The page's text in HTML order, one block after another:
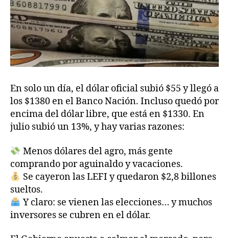
En solo un día, el dólar oficial subió $55 y llegó a
los $1380 en el Banco Nación. Incluso quedó por
encima del dólar libre, que está en $1330. En
julio subió un 13%, y hay varias razones:
Menos dólares del agro, más gente
comprando por aguinaldo y vacaciones.
Se cayeron las LEFI y quedaron $2,8 billones
sueltos.
Y claro: se vienen las elecciones… y muchos
inversores se cubren en el dólar.